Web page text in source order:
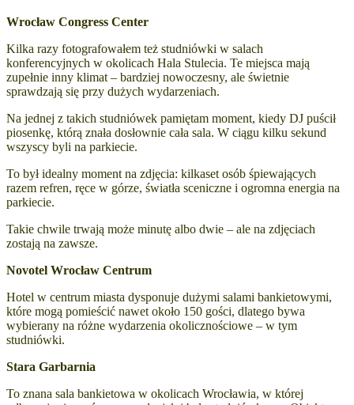
Wrocław Congress Center
Kilka razy fotografowałem też studniówki w salach
konferencyjnych w okolicach Hala Stulecia. Te miejsca mają
zupełnie inny klimat – bardziej nowoczesny, ale świetnie
sprawdzają się przy dużych wydarzeniach.
Na jednej z takich studniówek pamiętam moment, kiedy DJ puścił
piosenkę, którą znała dosłownie cała sala. W ciągu kilku sekund
wszyscy byli na parkiecie.
To był idealny moment na zdjęcia: kilkaset osób śpiewających
razem refren, ręce w górze, światła sceniczne i ogromna energia na
parkiecie.
Takie chwile trwają może minutę albo dwie – ale na zdjęciach
zostają na zawsze.
Novotel Wrocław Centrum
Hotel w centrum miasta dysponuje dużymi salami bankietowymi,
które mogą pomieścić nawet około 150 gości, dlatego bywa
wybierany na różne wydarzenia okolicznościowe – w tym
studniówki.
Stara Garbarnia
To znana sala bankietowa w okolicach Wrocławia, w której